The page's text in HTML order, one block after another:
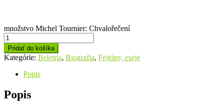
množstvo Michel Tournier: Chvalořečení
Pridať do košíka
Kategórie: Beletria, Biografia, Fejtóny, eseje
Popis
Popis